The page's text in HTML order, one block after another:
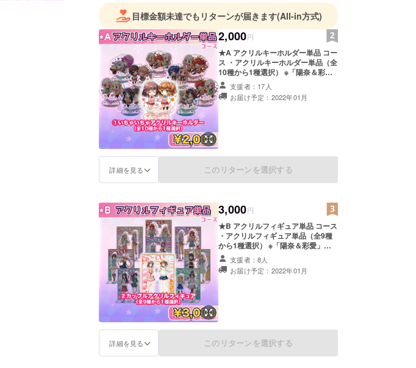
目標金額未達でもリターンが届きます(All-in方式)
2,000円
★A アクリルキーホルダー単品 コー
ス ・アクリルキーホルダー単品（全
10種から1種選択） ※「陽奈＆彩
愛」「真優＆真衣」「アリス＆伊
吹」 「歩実＆羽佳」「晴＆星良」
「なつき＆美緒」 「遊乃＆珠季」
支援者：17人
お届け予定：2022年01月
詳細を見る このリターンを選択する
3,000円
★B アクリルフィギュア単品 コース
・アクリルフィギュア単品（全9種
から1種選択） ※「陽奈＆彩愛」
「真優＆真衣」「アリス＆伊吹」
「歩実＆羽佳」「晴＆星良」「なつ
き＆美緒」 「遊乃＆珠季」「珠季
支援者：8人
お届け予定：2022年01月
詳細を見る このリターンを選択する